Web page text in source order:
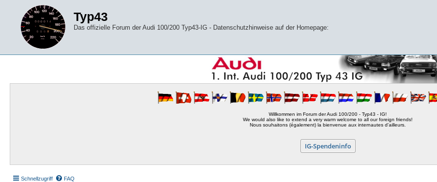
Typ43
Das offizielle Forum der Audi 100/200 Typ43-IG - Datenschutzhinweise auf der Homepage:
Willkommen im Forum der Audi 100/200 - Typ43 - IG!
We would also like to extend a very warm welcome to all our foreign friends!
Nous souhaitons (également) la bienvenue aux internautes d'ailleurs.
IG-Spendeninfo
Schnellzugriff FAQ